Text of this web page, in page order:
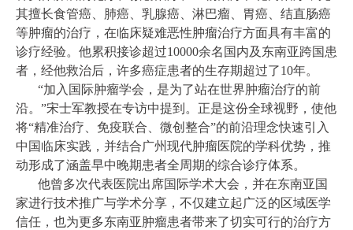
其擅长食管癌、肺癌、乳腺癌、淋巴瘤、胃癌、结直肠癌
等肿瘤的治疗，在临床疑难恶性肿瘤治疗方面具有丰富的
诊疗经验。他累积接诊超过10000余名国内及东南亚跨国患
者，经他救治后，许多癌症患者的生存期超过了10年。
“加入国际肿瘤学会，是为了站在世界肿瘤治疗的前
沿。”宋士军教授在专访中提到。正是这份全球视野，使他
将“精准治疗、免疫联合、微创整合”的前沿理念快速引入
中国临床实践，并结合广州现代肿瘤医院的学科优势，推
动形成了涵盖早中晚期患者全周期的综合诊疗体系。
他曾多次代表医院出席国际学术大会，并在东南亚国
家进行技术推广与学术分享，不仅建立起广泛的区域医学
信任，也为更多东南亚肿瘤患者带来了切实可行的治疗方